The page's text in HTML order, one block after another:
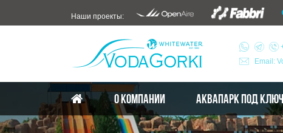
Наши проекты:
Email:
О КОМПАНИИ АКВАПАРК ПОД